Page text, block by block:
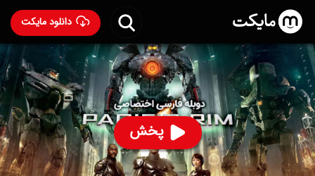
دانلود مایکت
پخش
فیلم حاشیه اقیانوس آرام با دوبله فارسی- Pacific Rim 2013
۱,۰۶۰ 95% ۶.۹
ساخت آمریکا سال 2013
رده سنی ۱۳+
اکشن
ماجراجویی علمی‌تخیلی